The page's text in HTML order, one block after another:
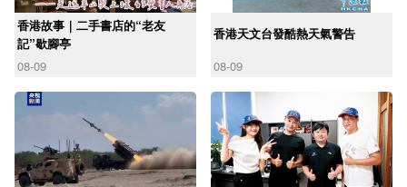
香港故事｜二手書店的“老友
記”歇腳亭
08-09
香港天文台發酷熱天氣警告
08-09